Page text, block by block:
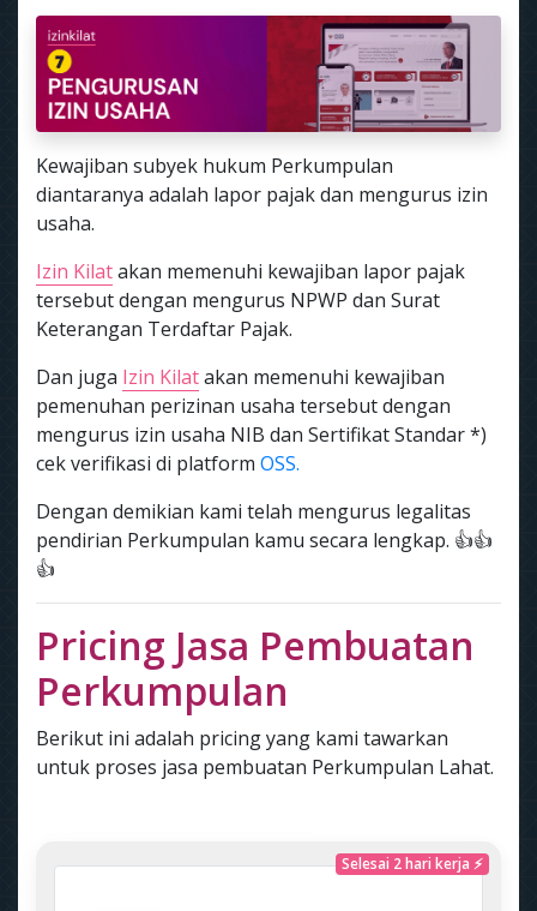
Kewajiban subyek hukum Perkumpulan
diantaranya adalah lapor pajak dan mengurus izin
usaha.
Izin Kilatakan memenuhi kewajiban lapor pajak
tersebut dengan mengurus NPWP dan Surat
Keterangan Terdaftar Pajak.
Dan juga Izin Kilatakan memenuhi kewajiban
pemenuhan perizinan usaha tersebut dengan
mengurus izin usaha NIB dan Sertifikat Standar *)
cek verifikasi di platform OSS.
Dengan demikian kami telah mengurus legalitas
pendirian Perkumpulan kamu secara lengkap. 👍👍
👍
Pricing Jasa Pembuatan
Perkumpulan
Berikut ini adalah pricing yang kami tawarkan
untuk proses jasa pembuatan Perkumpulan Lahat.
Selesai 2 hari kerja ⚡